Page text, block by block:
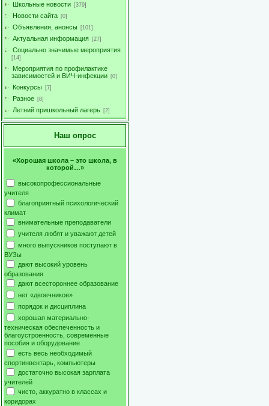
Школьные новости [379]
Новости сайта [0]
Объявления, анонсы [101]
Актуальная информация [27]
Социально значимые мероприятия
[14]
Мероприятия по профилактике
зависимостей и ВИЧ-инфекции [0]
Конкурсы [7]
Разное [8]
Летний пришкольный лагерь [2]
Наш опрос
«Хорошая школа – это школа, в
которой…»
высокопрофессиональные
учителя
благоприятный психологический
климат
внимательные преподаватели
учителя любят и уважают детей
много выпускников поступают в
ВУЗы
дают высокий уровень
образования
дают всестороннее образование
нет «двоечников»
порядок и дисциплина
хорошая материально-
техническая обеспеченность и
благоустроенность, современные
пособия и оборудование
есть весь необходимый
спортинвентарь, компьютеры
достаточно высокая зарплата
учителей
чисто, аккуратно в классах и
коридорах